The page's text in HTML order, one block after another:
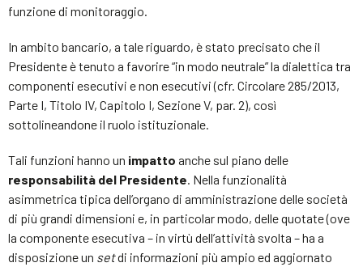
funzione di monitoraggio.
In ambito bancario, a tale riguardo, è stato precisato che il
Presidente è tenuto a favorire “in modo neutrale” la dialettica tra
componenti esecutivi e non esecutivi (cfr. Circolare 285/2013,
Parte I, Titolo IV, Capitolo I, Sezione V, par. 2), così
sottolineandone il ruolo istituzionale.
Tali funzioni hanno un impatto anche sul piano delle
responsabilità del Presidente. Nella funzionalità
asimmetrica tipica dell’organo di amministrazione delle società
di più grandi dimensioni e, in particolar modo, delle quotate (ove
la componente esecutiva – in virtù dell’attività svolta – ha a
disposizione un setdi informazioni più ampio ed aggiornato